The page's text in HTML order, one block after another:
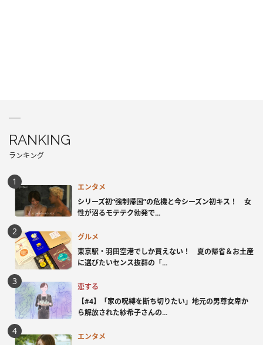
RANKING
ランキング
エンタメ
シリーズ初“強制帰国”の危機と今シーズン初キス！ 女
性が沼るモテテク勃発で...
グルメ
東京駅・羽田空港でしか買えない！ 夏の帰省＆お土産
に選びたいセンス抜群の「...
恋する
【#4】「家の呪縛を断ち切りたい」地元の男尊女卑か
ら解放された紗希子さんの...
エンタメ